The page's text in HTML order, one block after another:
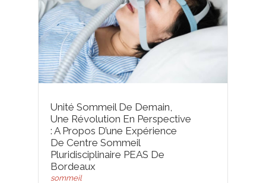
Unité Sommeil De Demain,
Une Révolution En Perspective
: A Propos D’une Expérience
De Centre Sommeil
Pluridisciplinaire PEAS De
Bordeaux
sommeil